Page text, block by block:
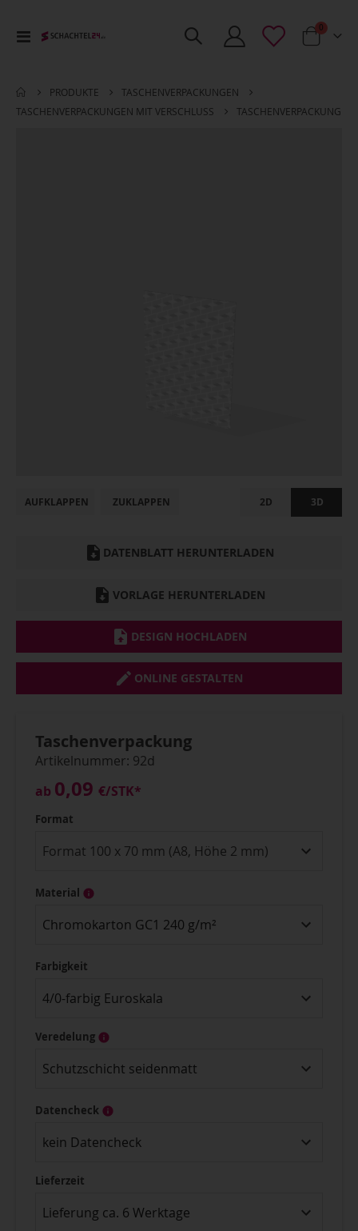
Toggle
Cart
0 Artikel
PRODUKTE
TASCHENVERPACKUNGEN
TASCHENVERPACKUNGEN MIT VERSCHLUSS
TASCHENVERPACKUNG
AUFKLAPPEN ZUKLAPPEN 2D 3D
DATENBLATT HERUNTERLADEN
VORLAGE HERUNTERLADEN
DESIGN HOCHLADEN
ONLINE GESTALTEN
Taschenverpackung
Artikelnummer: 92d
ab 0,09 €/STK*
Format
Material
Chromokarton GC1 240 g/m²
Farbigkeit
4/0-farbig Euroskala
Veredelung
Schutzschicht seidenmatt
Datencheck
kein Datencheck
Lieferzeit
Lieferung ca. 6 Werktage